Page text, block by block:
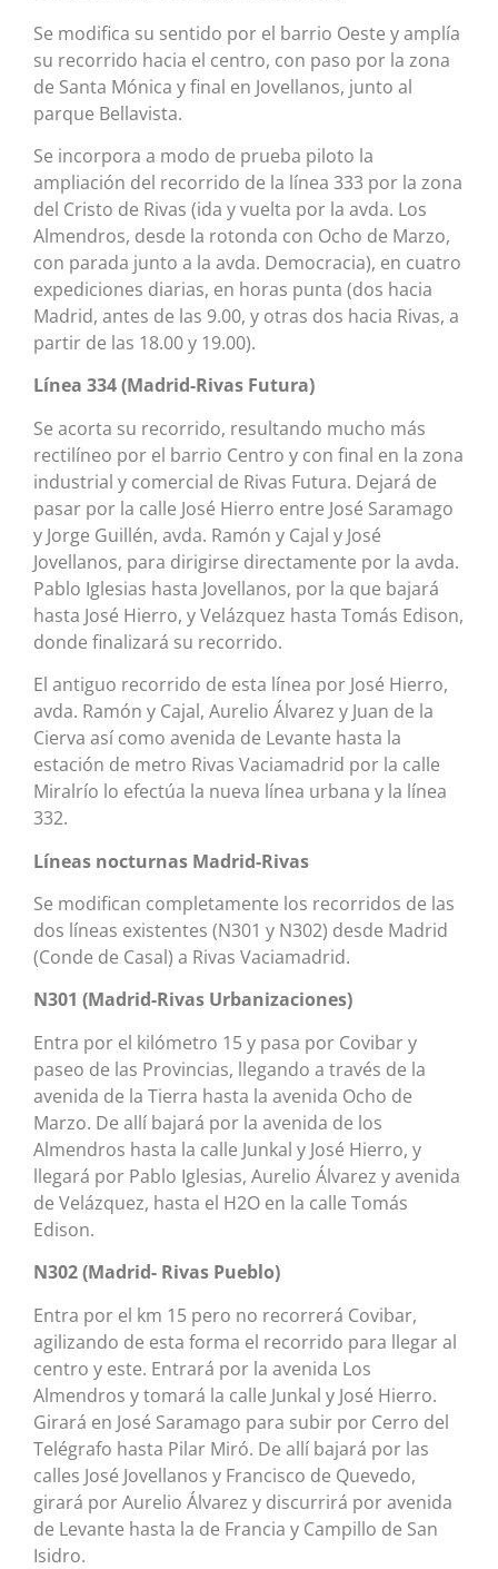
Se modifica su sentido por el barrio Oeste y amplía
su recorrido hacia el centro, con paso por la zona
de Santa Mónica y final en Jovellanos, junto al
parque Bellavista.
Se incorpora a modo de prueba piloto la
ampliación del recorrido de la línea 333 por la zona
del Cristo de Rivas (ida y vuelta por la avda. Los
Almendros, desde la rotonda con Ocho de Marzo,
con parada junto a la avda. Democracia), en cuatro
expediciones diarias, en horas punta (dos hacia
Madrid, antes de las 9.00, y otras dos hacia Rivas, a
partir de las 18.00 y 19.00).
Línea 334 (Madrid-Rivas Futura)
Se acorta su recorrido, resultando mucho más
rectilíneo por el barrio Centro y con final en la zona
industrial y comercial de Rivas Futura. Dejará de
pasar por la calle José Hierro entre José Saramago
y Jorge Guillén, avda. Ramón y Cajal y José
Jovellanos, para dirigirse directamente por la avda.
Pablo Iglesias hasta Jovellanos, por la que bajará
hasta José Hierro, y Velázquez hasta Tomás Edison,
donde finalizará su recorrido.
El antiguo recorrido de esta línea por José Hierro,
avda. Ramón y Cajal, Aurelio Álvarez y Juan de la
Cierva así como avenida de Levante hasta la
estación de metro Rivas Vaciamadrid por la calle
Miralrío lo efectúa la nueva línea urbana y la línea
332.
Líneas nocturnas Madrid-Rivas
Se modifican completamente los recorridos de las
dos líneas existentes (N301 y N302) desde Madrid
(Conde de Casal) a Rivas Vaciamadrid.
N301 (Madrid-Rivas Urbanizaciones)
Entra por el kilómetro 15 y pasa por Covibar y
paseo de las Provincias, llegando a través de la
avenida de la Tierra hasta la avenida Ocho de
Marzo. De allí bajará por la avenida de los
Almendros hasta la calle Junkal y José Hierro, y
llegará por Pablo Iglesias, Aurelio Álvarez y avenida
de Velázquez, hasta el H2O en la calle Tomás
Edison.
N302 (Madrid- Rivas Pueblo)
Entra por el km 15 pero no recorrerá Covibar,
agilizando de esta forma el recorrido para llegar al
centro y este. Entrará por la avenida Los
Almendros y tomará la calle Junkal y José Hierro.
Girará en José Saramago para subir por Cerro del
Telégrafo hasta Pilar Miró. De allí bajará por las
calles José Jovellanos y Francisco de Quevedo,
girará por Aurelio Álvarez y discurrirá por avenida
de Levante hasta la de Francia y Campillo de San
Isidro.